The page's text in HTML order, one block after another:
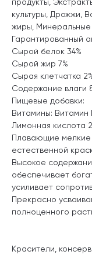
культуры, Дрожжи,
жиры, Минеральные
Гарантированный
Сырой белок 34%
Сырой жир 7%
Сырая клетчатка
Содержание влаги
Пищевые добавки:
Витамины: Витамин
Лимонная кислота
Плавающие мелкие
естественной
Высокое
обеспечивает
усиливает
Прекрасно
полноценного
Красители,